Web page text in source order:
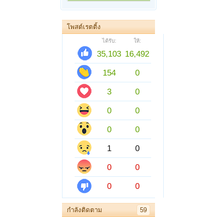
โพสต์เรตติ้ง
ได้รับ: ให้:
35,103 16,492
154
0
3
0
0
0
0
0
1
0
0
0
0
0
กำลังติดตาม 59